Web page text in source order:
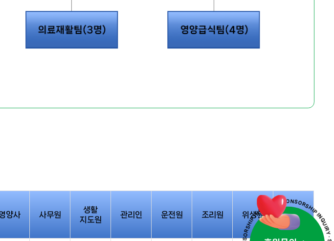
양사 사무원
생활
지도원
관리인 운전원 조리원 위생원 촉탁의